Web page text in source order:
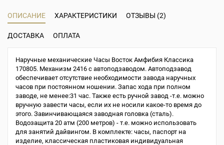
ОПИСАНИЕ ХАРАКТЕРИСТИКИ ОТЗЫВЫ (2)
ДОСТАВКА ОПЛАТА
Наручные механические Часы Восток Амфибия Классика
170805. Механизм 2416 с автоподзаводом. Автоподзавод
обеспечивает отсутствие необходимости завода наручных
часов при постоянном ношении. Запас хода при полном
заводе, не менее:31 час. Также есть ручной завод -т.е. можно
вручную завести часы, если их не носили какое-то время до
этого. Завинчивающаяся заводная головка (сталь).
Водозащита 20 атм (200 метров) - т.е. можно использовать
для занятий дайвингом. В комплекте: часы, паспорт на
изделие, классическая пластиковая индивидуальная